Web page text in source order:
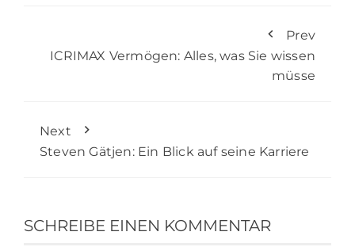
Prev
ICRIMAX Vermögen: Alles, was Sie wissen
müsse
Next
Steven Gätjen: Ein Blick auf seine Karriere
SCHREIBE EINEN KOMMENTAR